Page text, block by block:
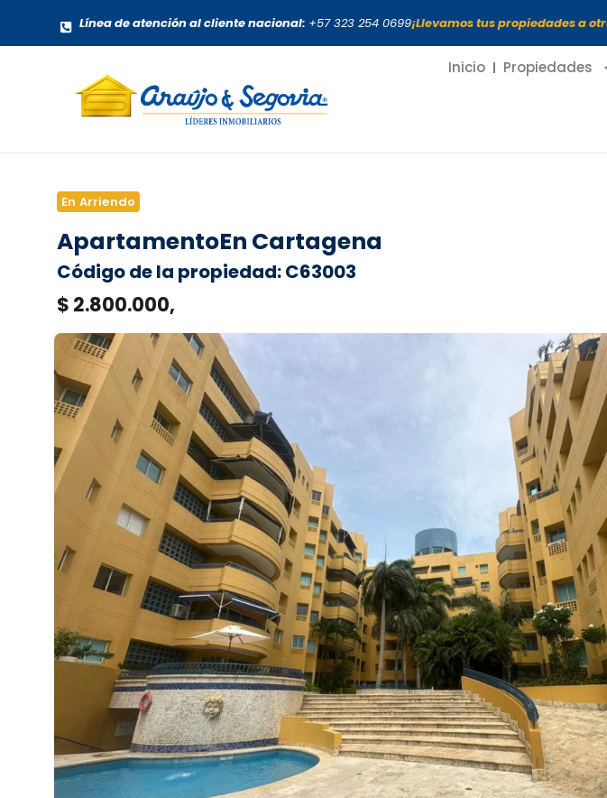
Línea de atención al cliente nacional: +57 323 254 0699¡Llevamos tus propiedades a
Inicio Propiedades
En Arriendo
ApartamentoEn Cartagena
Código de la propiedad: C63003
$ 2.800.000,